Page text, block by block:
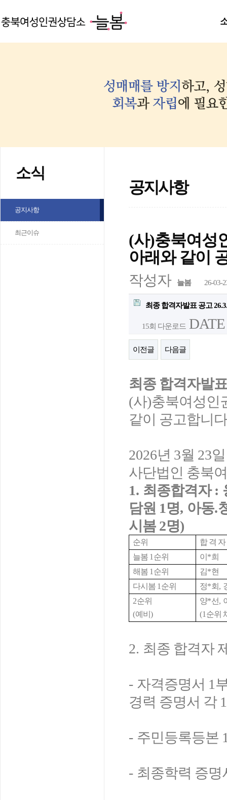
소식
공지사항
최근이슈
공지사항
(사)충북여성
아래와 같이
작성자 늘봄 26-03-
최종 합격자발표 공고
15회 다운로드
이전글 다음글
최종 합격자발
(사)충북여성인
같이 공고합니다
2026년 3월 23일
사단법인 충북
1. 최종합격자:
담원 1명, 아동.
시봄 2명)
순위
합 격 자
늘봄 1 순위 이 *희
해봄 1 순위 김*현
다시봄 1 순위 정*회 ,
2순위
(예비 )
양*선,
(1 순위
2. 최종 합격자
- 자격증명서 1
경력 증명서 각 1
- 주민등록등본
- 최종학력 증